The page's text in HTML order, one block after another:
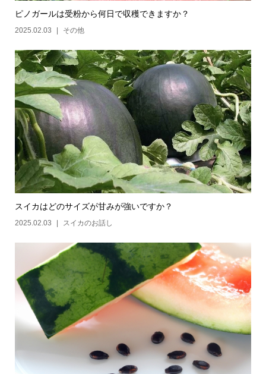
ピノガールは受粉から何日で収穫できますか？
2025.02.03 その他
スイカはどのサイズが甘みが強いですか？
2025.02.03 スイカのお話し